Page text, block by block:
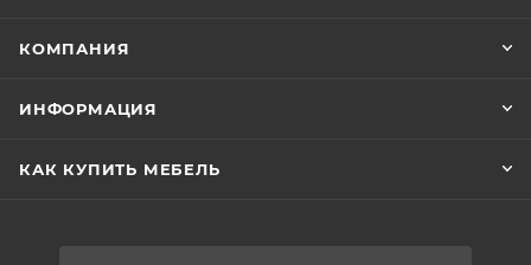
КОМПАНИЯ
ИНФОРМАЦИЯ
КАК КУПИТЬ МЕБЕЛЬ